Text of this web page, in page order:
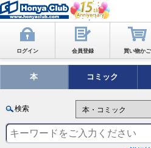
ログイン 会員登録 買い物かご
本 コミック
検索